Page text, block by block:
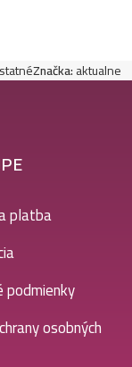
Značka:aktualne
platba
podmienky
osobných